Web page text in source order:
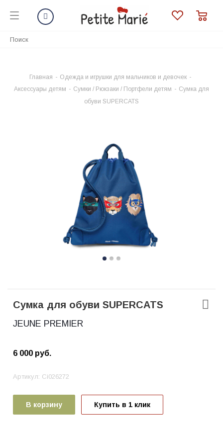
Главная - Одежда и игрушки для мальчиков и девочек -
Аксессуары детям - Сумки / Рюкзаки / Портфели детям - Сумка для
обуви SUPERCATS
Сумка для обуви SUPERCATS
JEUNE PREMIER
6 000 руб.
Артикул: Ci026272
В корзину Купить в 1 клик